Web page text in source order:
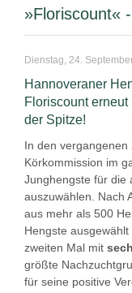
»Floriscount«
Dienstag, 24.
Hannoveraner
Floriscount
der Spitze!
In den
Körkommission im
Junghengste für die
auszuwählen. Nach
aus mehr als 500
Hengste ausgewählt
zweiten Mal mit
größte
für seine positive